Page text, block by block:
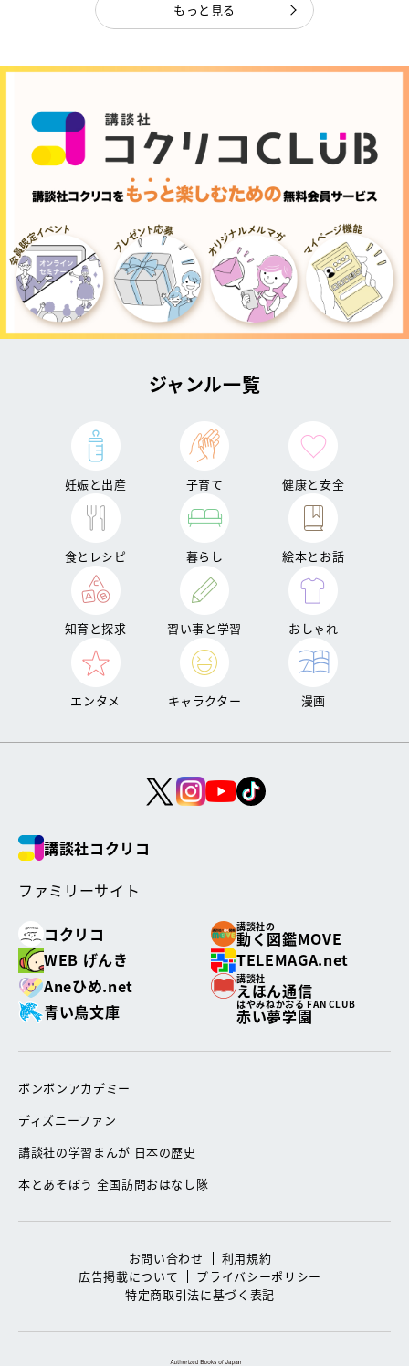
もっと見る
ジャンル一覧
妊娠と出産 子育て 健康と安全
食とレシピ 暮らし 絵本とお話
知育と探求 習い事と学習 おしゃれ
エンタメ キャラクター 漫画
講談社コクリコ
ファミリーサイト
コクリコ
講談社の
動く図鑑MOVE
WEB げんき
TELEMAGA.net
Aneひめ.net
講談社
えほん通信
青い鳥文庫
はやみねかおる FAN CLUB
赤い夢学園
ボンボンアカデミー
ディズニーファン
講談社の学習まんが 日本の歴史
本とあそぼう 全国訪問おはなし隊
お問い合わせ
利用規約
広告掲載について
プライバシーポリシー
特定商取引法に基づく表記